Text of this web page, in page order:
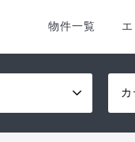
物件一覧
カ